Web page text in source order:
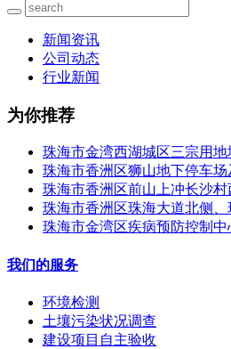
新闻资讯
公司动态
行业新闻
为你推荐
珠海市金湾西湖城区三宗用
珠海市香洲区狮山地下停车
珠海市香洲区前山上冲长沙
珠海市香洲区珠海大道北侧
珠海市金湾区疾病预防控制
我们的服务
环境检测
土壤污染状况调查
建设项目自主验收